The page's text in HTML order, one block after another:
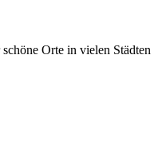
Orte in vielen Städten